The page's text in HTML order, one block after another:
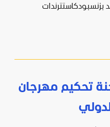
بزنسبودكاستترندات
تحكيم مهرجان